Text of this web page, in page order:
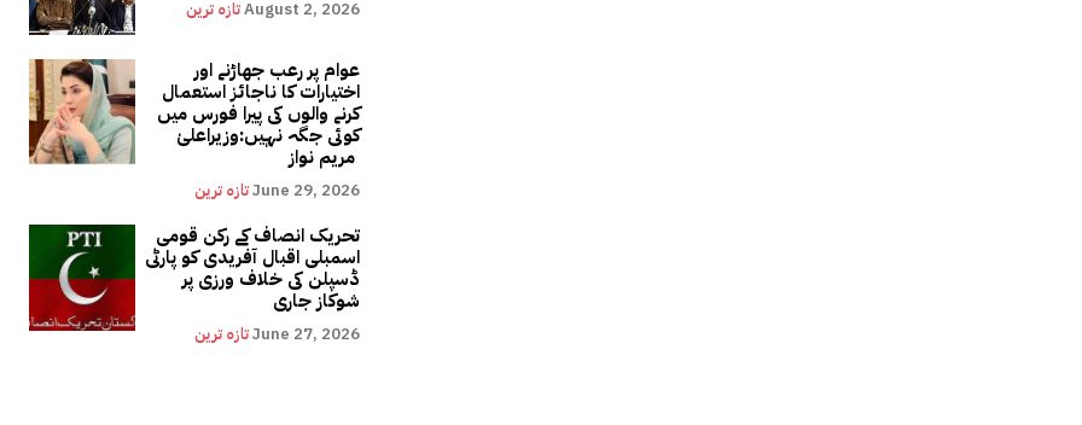
تازہ ترینAugust 2, 2026
عوام پر رعب جھاڑنے اور
اختیارات کا ناجائز استعمال
کرنے والوں کی پیرا فورس میں
کوئی جگہ نہیں:وزیراعلیٰ
تازہ ترینJune 29, 2026
تحریک انصاف کے رکن قومی
اسمبلی اقبال آفریدی کو پارٹی
ڈسپلن کی خلاف ورزی پر
شوکاز جاری
تازہ ترینJune 27, 2026